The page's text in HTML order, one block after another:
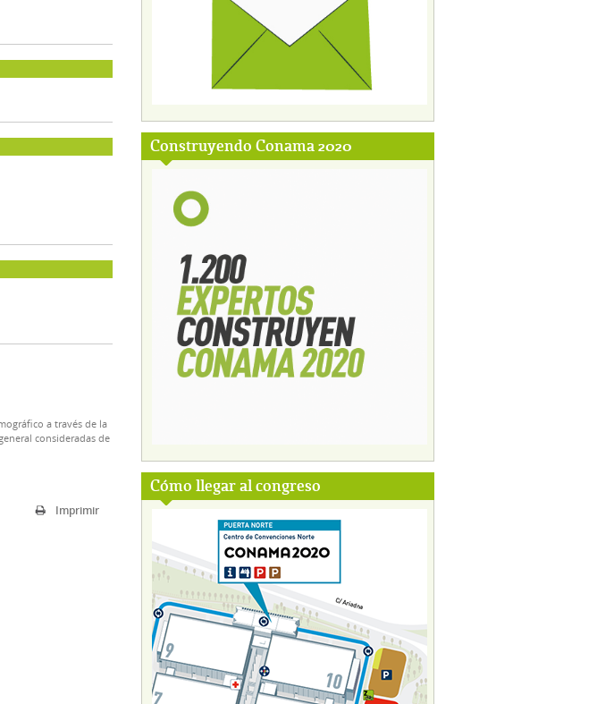
Construyendo Conama 2020
Cómo llegar al congreso
a través de la
consideradas de
Imprimir